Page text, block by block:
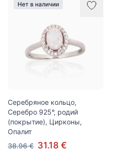
Нет в наличии
Серебряное кольцо,
Серебро 925°, родий
(покрытие), Цирконы,
Опалит
38.96 € 31.18 €